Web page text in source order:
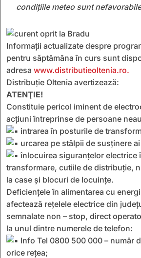
condițiile meteo sunt
Informaţii actualizate despre
pentru săptămâna în curs sunt
adresa www.distributieoltenia.ro.
Distribuţie Oltenia avertizează:
ATENŢIE!
Constituie pericol iminent de
acţiuni întreprinse de persoane
intrarea în posturile de
urcarea pe stâlpii de susţinere
înlocuirea siguranţelor electrice
transformare, cutiile de distribuţie,
la case şi blocuri de locuinţe.
Deficiențele în alimentarea cu
afectează rețelele electrice din
semnalate non – stop, direct
la unul dintre numerele de telefon:
Info Tel 0800 500 000 – număr
orice rețea;